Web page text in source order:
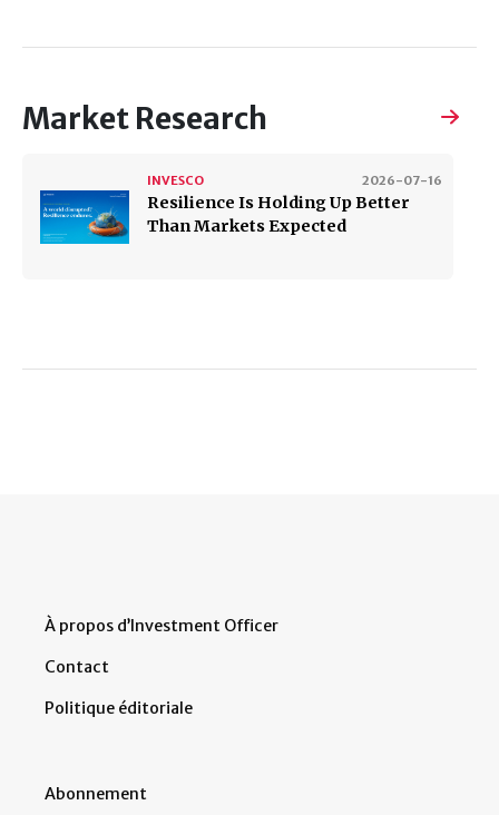
Market Research
2026-07-16
INVESCO
Resilience Is Holding Up Better
Than Markets Expected
À propos d’Investment Officer
Contact
Politique éditoriale
Abonnement